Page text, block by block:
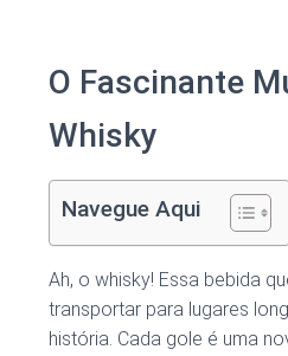
O Fascinante
Whisky
Navegue Aqui
Ah, o whisky! Essa bebida
transportar para lugares
história. Cada gole é uma